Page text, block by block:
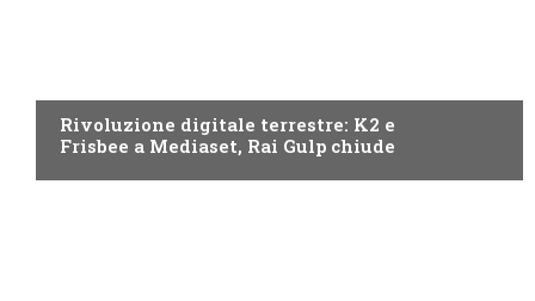
Rivoluzione digitale terrestre: K2 e
Frisbee a Mediaset, Rai Gulp chiude